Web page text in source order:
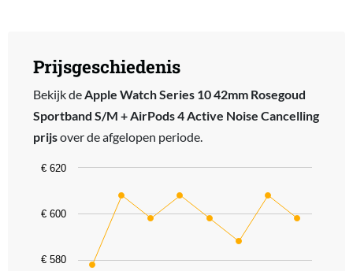
Prijsgeschiedenis
Bekijk deApple Watch Series 10 42mm Rosegoud
Sportband S/M + AirPods 4 Active Noise Cancelling
prijsover de afgelopen periode.
Chart
Line chart with 8 data points.
The chart has 1 X axis displaying categories.
The chart has 1 Y axis displaying values. Data ranges from 578 to
€ 580
€ 600
€ 620